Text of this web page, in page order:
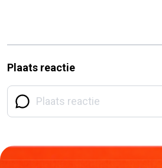
Plaats reactie